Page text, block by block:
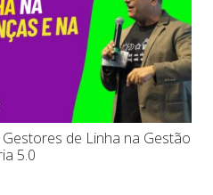
de Linha na Gestão
5.0